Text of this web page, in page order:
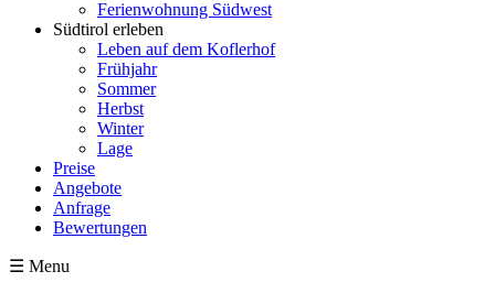
Ferienwohnung Südwest
Südtirol erleben
Leben auf dem Koflerhof
Frühjahr
Sommer
Herbst
Winter
Lage
Preise
Angebote
Anfrage
Bewertungen
☰ Menu